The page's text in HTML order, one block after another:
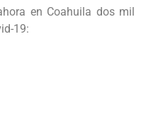
en Coahuila dos mil
19: